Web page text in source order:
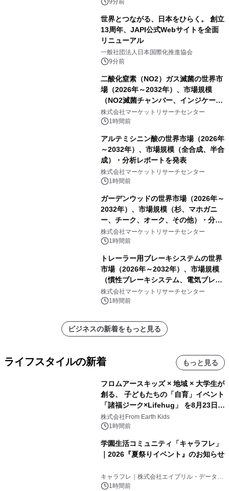
9分前
世界とつながる、日本をひらく。 創立
13周年、JAPI公式Webサイトを全面
リニューアル
一般社団法人日本国際化推進協会
9分前
二酸化窒素（NO2）ガス滅菌の世界市
場（2026年～2032年）、市場規模
（NO2滅菌チャンバー、インジケータ
ーおよびモニタリングシステム、その
他）・分析レポートを発表
株式会社マーケットリサーチセンター
1時間前
アルテミシニン酸の世界市場（2026年
～2032年）、市場規模（全合成、半合
成）・分析レポートを発表
株式会社マーケットリサーチセンター
1時間前
ガーデンウッドの世界市場（2026年～
2032年）、市場規模（杉、マホガニ
ー、チーク、オーク、その他）・分析
レポートを発表
株式会社マーケットリサーチセンター
1時間前
トレーラー用ブレーキシステムの世界
市場（2026年～2032年）、市場規模
（慣性ブレーキシステム、電気ブレー
キシステム、その他）・分析レポート
を発表
株式会社マーケットリサーチセンター
1時間前
ビジネスの新着をもっと見る
ライフスタイルの新着 もっと見る
フロムアースキッズ × 地域 × 大学生が
創る、 子どもたちの「自育」イベント
「諸福ジーク×Lifehug」 を8月23日
(日)開催
株式会社From Earth Kids
1時間前
学園生活コミュニティ「キャラフレ」
｜2026『夏祭りイベント』のお知らせ
キャラフレ｜株式会社エイプリル・データ・
デザインズ
1時間前